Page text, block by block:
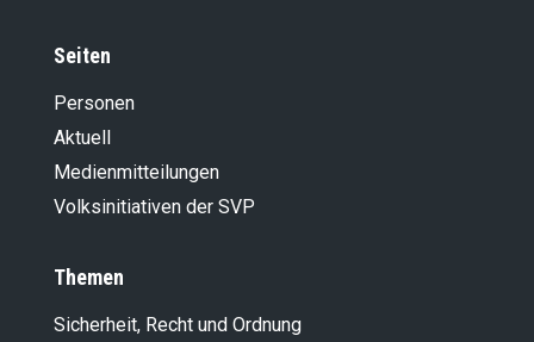
Seiten
Personen
Aktuell
Medienmitteilungen
Volksinitiativen der SVP
Themen
Sicherheit, Recht und Ordnung